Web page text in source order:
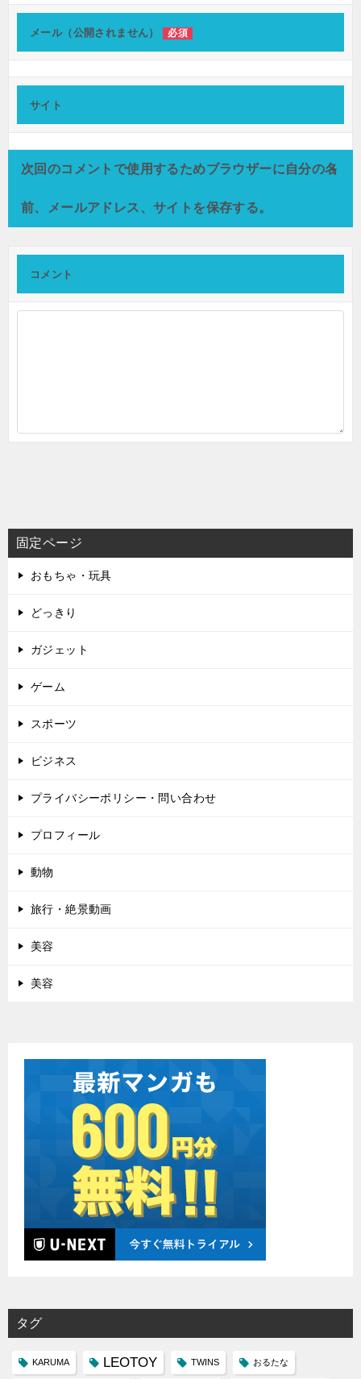
ョ
メール（公開されません） 必須
サイト
次回のコメントで使用するためブラウザーに自分の名
前、メールアドレス、サイトを保存する。
コメント
固定ページ
おもちゃ・玩具
どっきり
ガジェット
ゲーム
スポーツ
ビジネス
プライバシーポリシー・問い合わせ
プロフィール
動物
旅行・絶景動画
美容
美容
タグ
KARUMA LEOTOY TWINS おるたな